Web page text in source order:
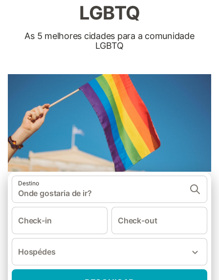
LGBTQ
As 5 melhores cidades para a comunidade
LGBTQ
Destino
Onde gostaria de ir?
Check-in Check-out
Hospédes